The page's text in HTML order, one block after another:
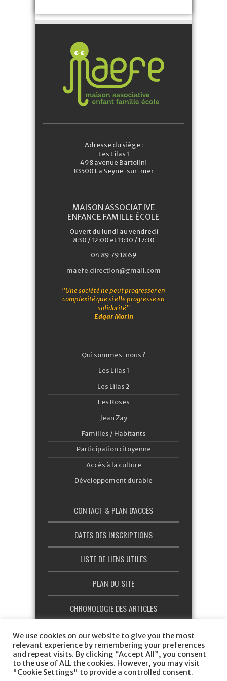
Adresse du siège :
Les Lilas 1
498 avenue Bartolini
83500 La Seyne-sur-mer
MAISON ASSOCIATIVE
ENFANCE FAMILLE ÉCOLE
Ouvert du lundi au vendredi
8:30 / 12:00 et 13:30 / 17:30
04 89 79 18 69
maefe.direction@gmail.com
"Une société ne peut progresser en
complexité que si elle progresse en
solidarité"
Edgar Morin
Qui sommes-nous ?
Les Lilas 1
Les Lilas 2
Les Roses
Jean Zay
Familles / Habitants
Participation citoyenne
Accès à la culture
Développement durable
CONTACT & PLAN D'ACCÈS
DATES DES INSCRIPTIONS
LISTE DE LIENS UTILES
PLAN DU SITE
CHRONOLOGIE DES ARTICLES
CHARTE GRAPHIQUE
We use cookies on our website to give you the most
relevant experience by remembering your preferences
and repeat visits. By clicking “Accept All”, you consent
to the use of ALL the cookies. However, you may visit
"Cookie Settings" to provide a controlled consent.